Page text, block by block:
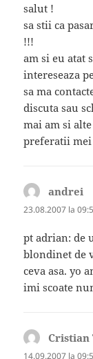
salut !
sa stii ca
!!!
am si eu atat
intereseaza
sa ma
discuta sau
mai am si
preferatii mei
andrei
23.08.2007 la
pt adrian: de
blondinet de
ceva asa. yo
imi scoate
Cristian
14.09.2007 la